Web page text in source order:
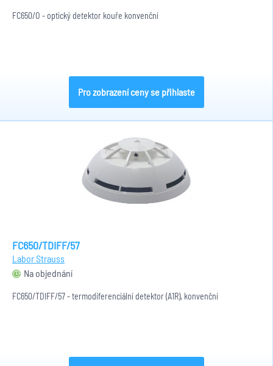
FC650/O - optický detektor kouře konvenční
Pro zobrazení ceny se přihlaste
FC650/TDIFF/57
Labor Strauss
Na objednání
FC650/TDIFF/57 - termodiferenciální detektor (A1R), konvenční